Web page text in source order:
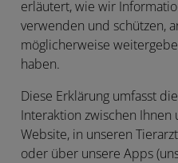
erläutert, wie wir
verwenden und schützen,
möglicherweise
haben.
Diese Erklärung umfasst
Interaktion zwischen Ihnen
Website, in unseren
oder über unsere Apps